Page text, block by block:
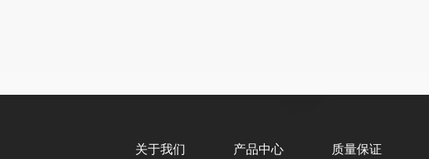
关于我们 产品中心 质量保证